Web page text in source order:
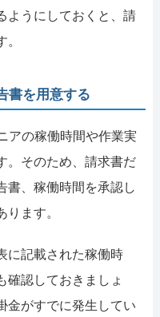
ようにしておくと、請
書を用意する
アの稼働時間や作業実
。そのため、請求書だ
書、稼働時間を承認し
ます。
に記載された稼働時
確認しておきましょ
金がすでに発生してい